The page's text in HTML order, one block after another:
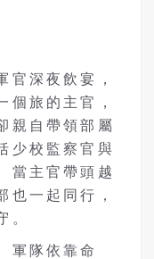
官深夜飲宴，
個旅的主官，
親自帶領部屬
少校監察官與
當主官帶頭越
也一起同行，
。
軍隊依靠命